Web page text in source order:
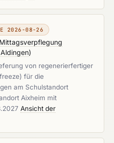
2026-08-26
)
von regenerierfertiger
für die
am Schulstandort
Aixheim mit
Ansicht der